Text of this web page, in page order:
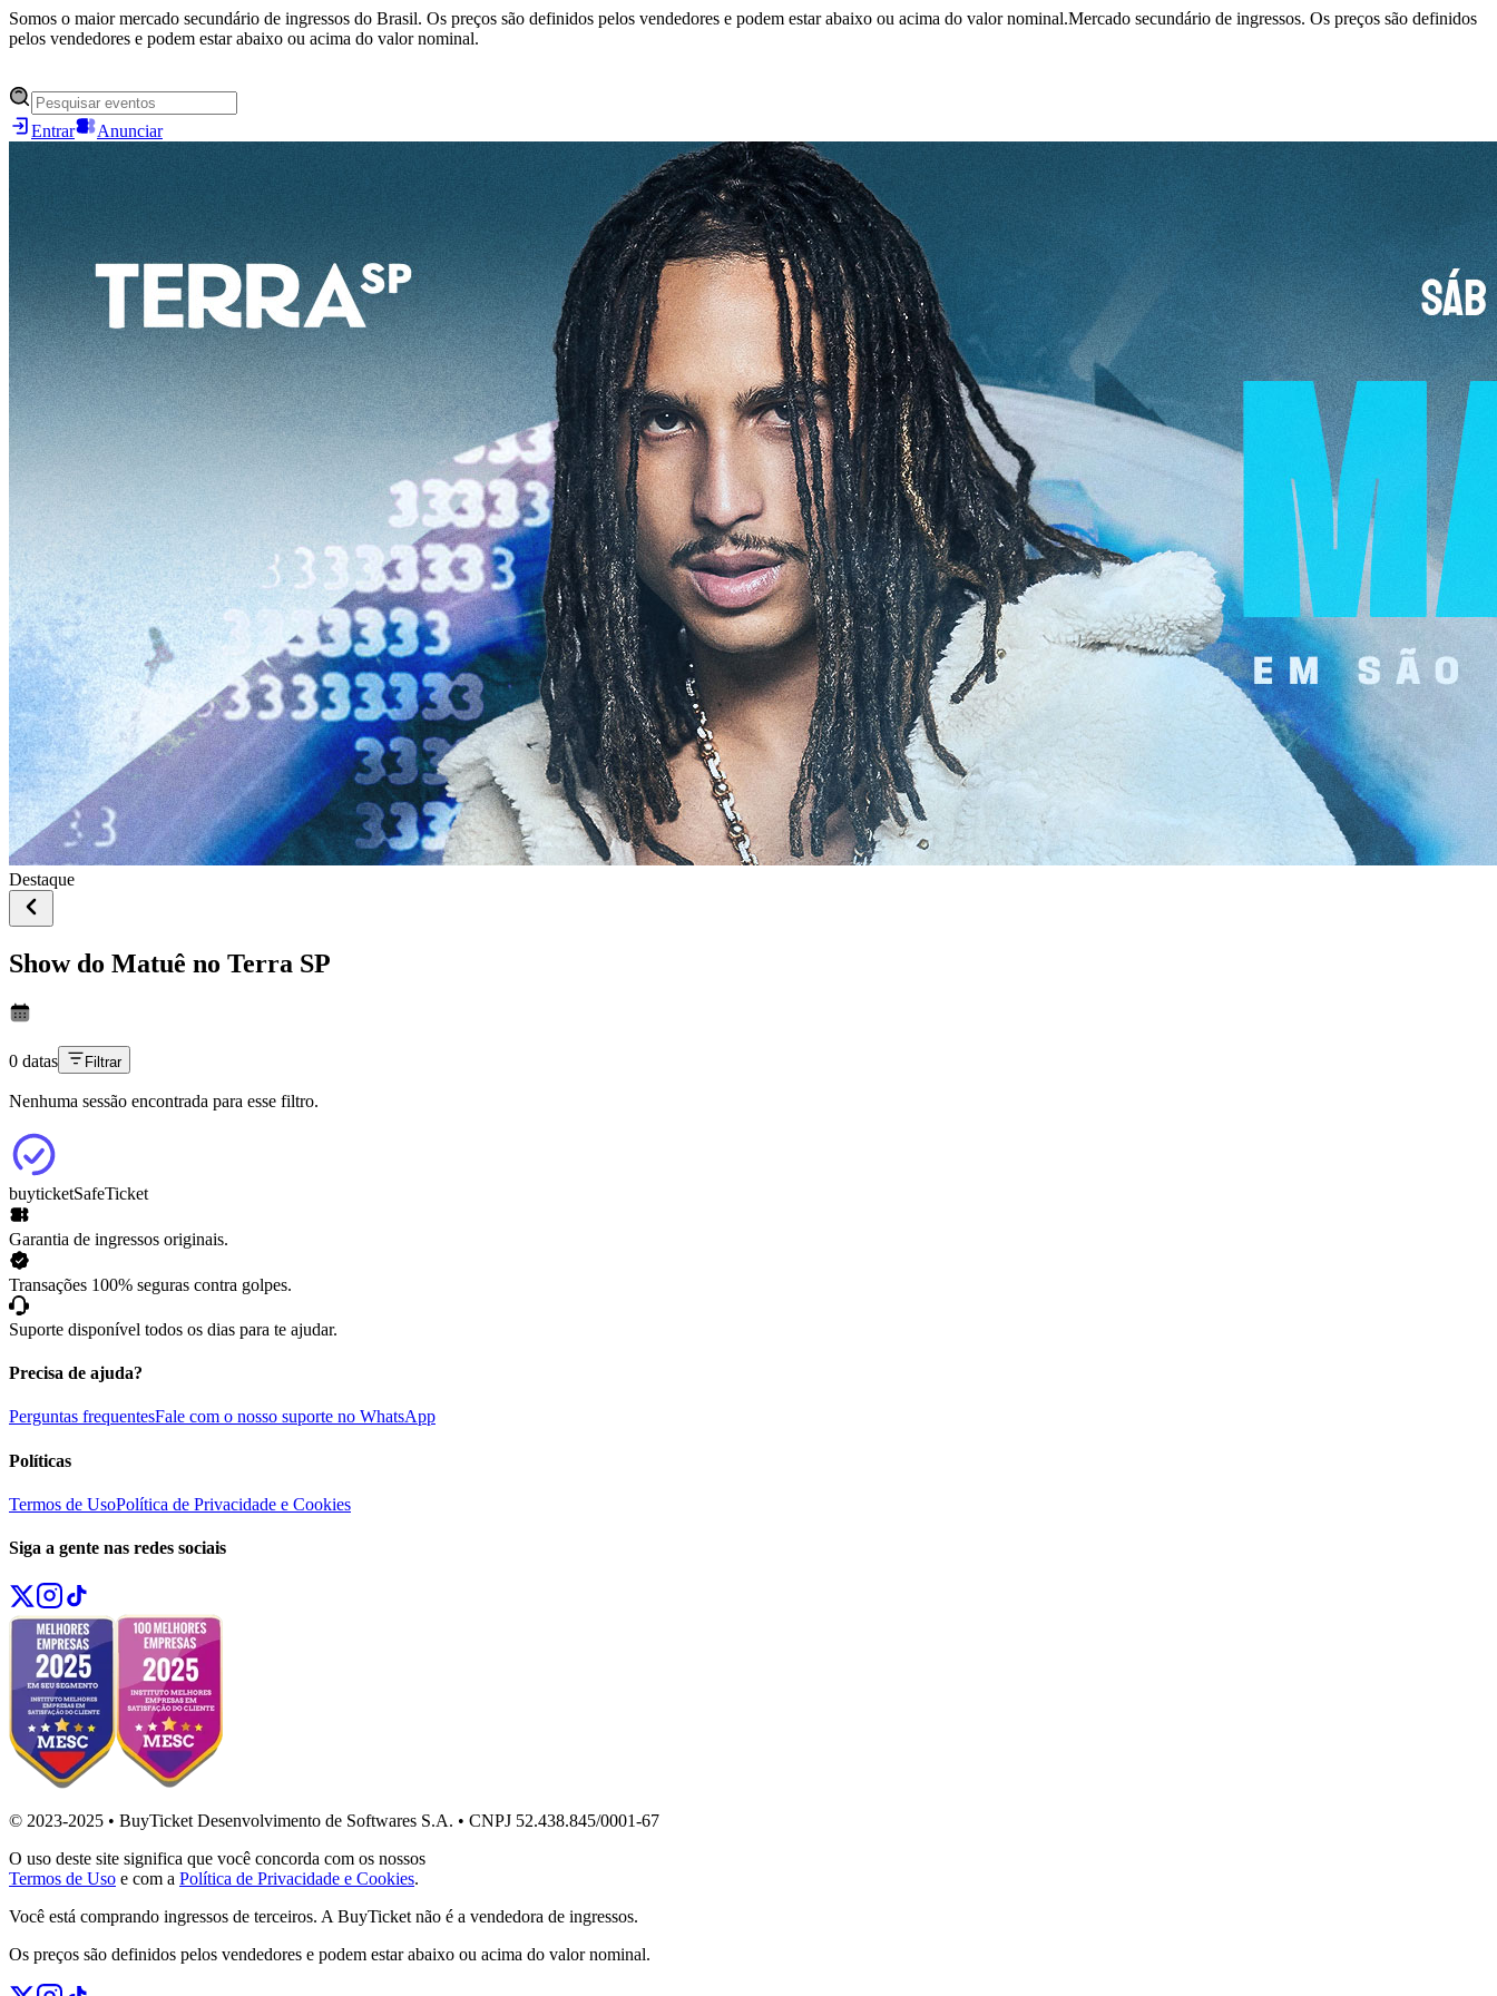
Somos o maior mercado secundário de ingressos do Brasil. Os preços são definidos pelos vendedores e podem estar abaixo ou acima do valor nominal.Mercado secundário de ingressos. Os preços são definidos
pelos vendedores e podem estar abaixo ou acima do valor nominal.
Entrar Anunciar
Destaque
Show do Matuê no Terra SP
0 datas Filtrar
Nenhuma sessão encontrada para esse filtro.
buyticketSafeTicket
Garantia de ingressos originais.
Transações 100% seguras contra golpes.
Suporte disponível todos os dias para te ajudar.
Precisa de ajuda?
Perguntas frequentesFale com o nosso suporte no WhatsApp
Políticas
Termos de UsoPolítica de Privacidade e Cookies
Siga a gente nas redes sociais
© 2023-2025 • BuyTicket Desenvolvimento de Softwares S.A. • CNPJ 52.438.845/0001-67
O uso deste site significa que você concorda com os nossos
Termos de Uso e com a Política de Privacidade e Cookies.
Você está comprando ingressos de terceiros. A BuyTicket não é a vendedora de ingressos.
Os preços são definidos pelos vendedores e podem estar abaixo ou acima do valor nominal.